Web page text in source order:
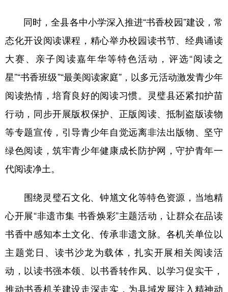
辽宁 吉林 上海 江苏
浙江 安徽 福建 江西
山东 河南 湖北 湖南
四川 贵州 云南 西藏
陕西 甘肃 青海 宁夏
新疆 内蒙古 黑龙江
多语种频道
English Español Français عربى
Русский язык 日本語 한국어
Deutsch Português
同时，全县各中小学深入推进“书香校园”建设，常
态化开设阅读课程，精心举办校园读书节、经典诵读
大赛、亲子阅读嘉年华等特色活动，评选“阅读之
星”“书香班级”“最美阅读家庭”，以多元活动激发青少年
阅读热情，培育良好的阅读习惯。灵璧县还紧扣护苗
行动，同步开展版权保护、正版阅读、抵制盗版读物
等专题宣传，引导青少年自觉远离非法出版物、坚守
绿色阅读，筑牢青少年健康成长防护网，守护青年一
代阅读净土。
围绕灵璧石文化、钟馗文化等特色资源，当地精
心开展“非遗市集 书香焕彩”主题活动，让群众在品读
书香中感知本土文化、传承非遗文脉。各机关单位以
主题党日、读书沙龙为载体，扎实开展相关阅读活
动，以读书强本领、以书香转作风、以学习促实干，
推动书香机关建设走深走实，为县域发展注入精神动